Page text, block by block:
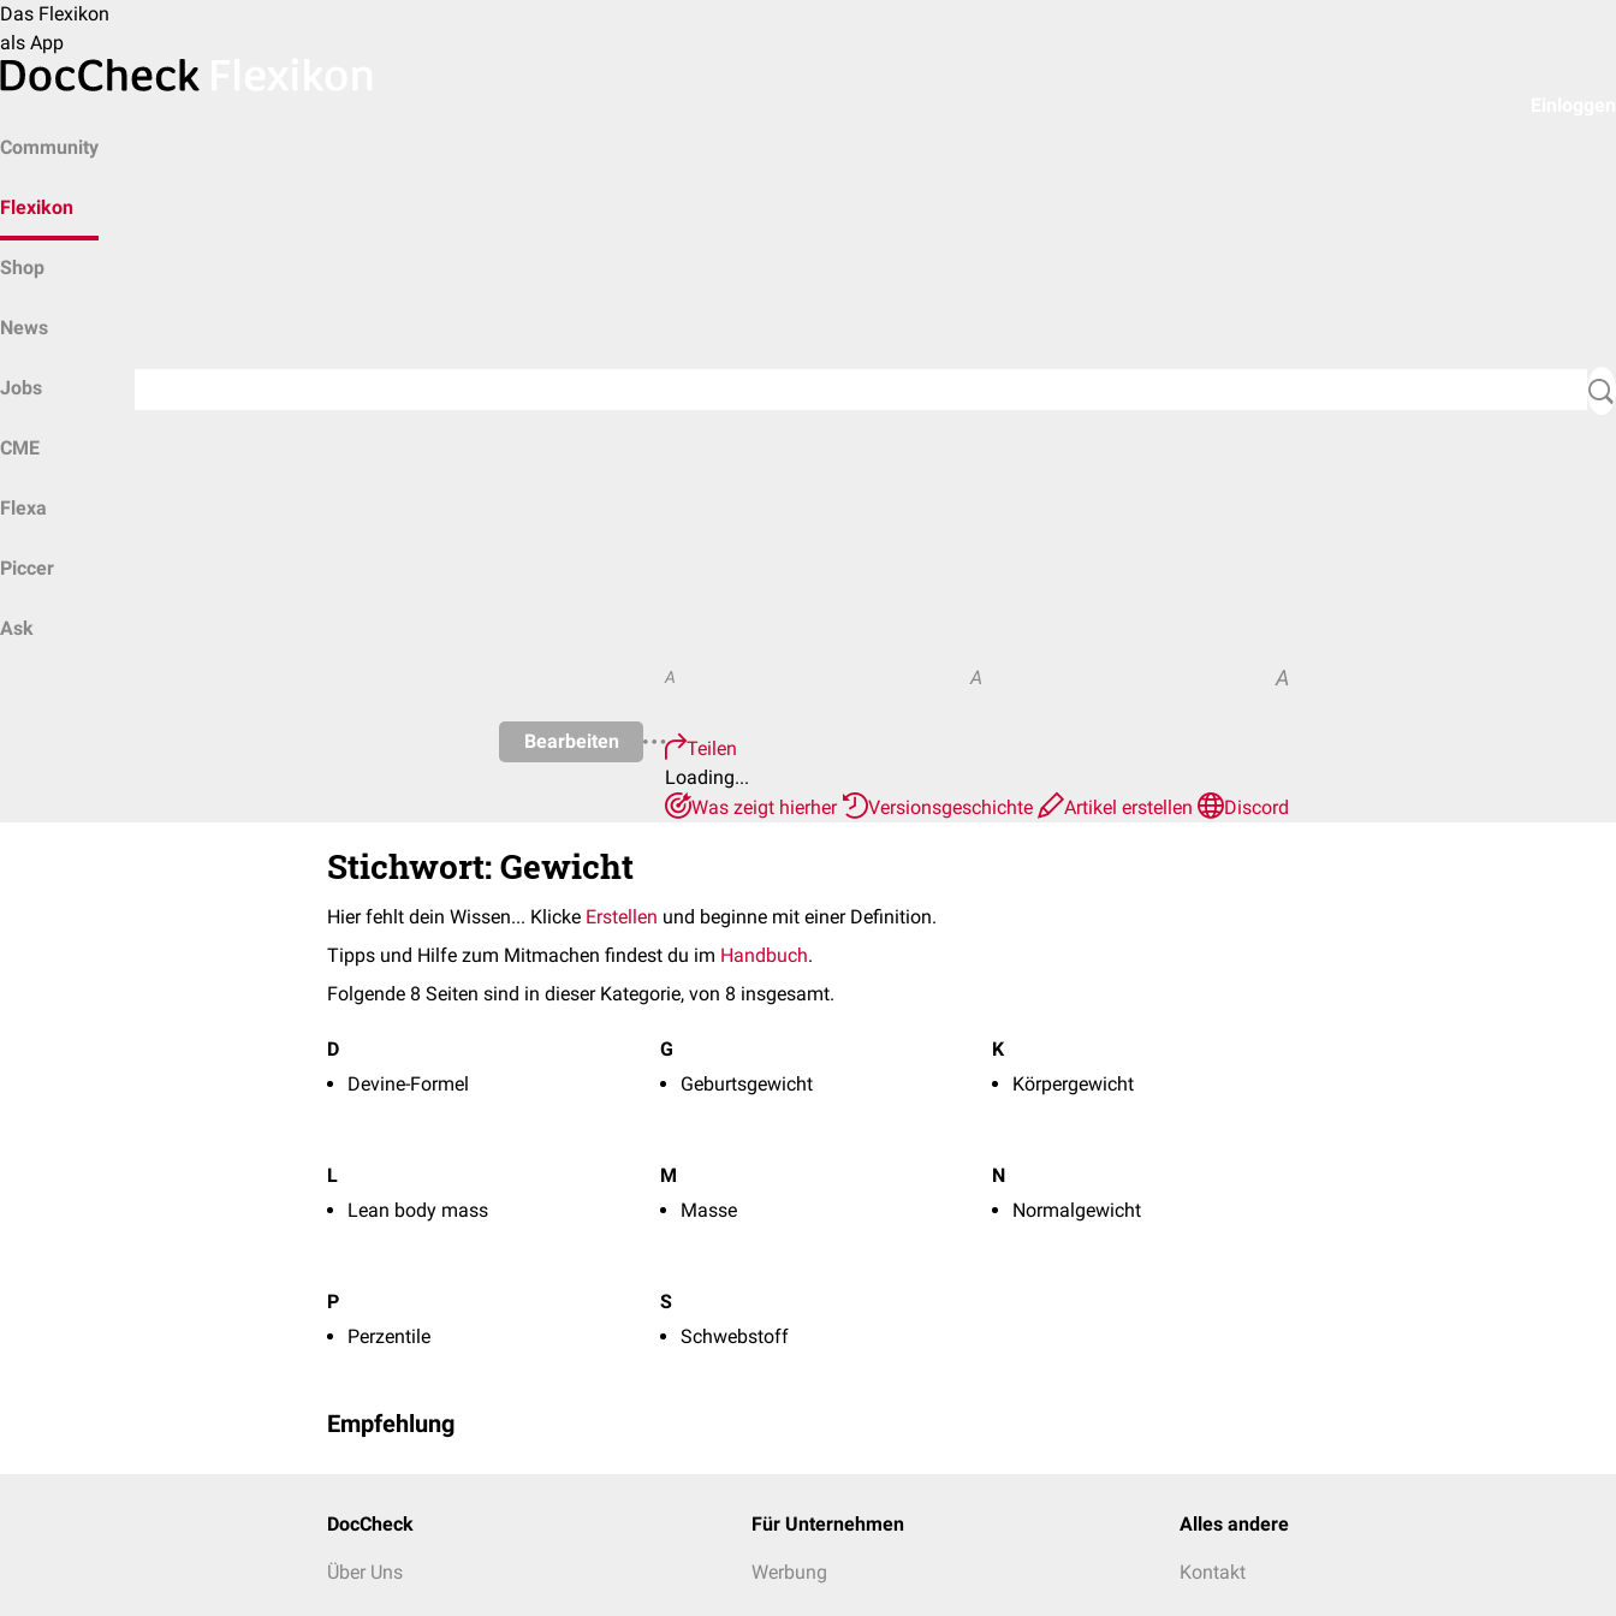
Das Flexikon
als App
Community
Flexikon
Shop
News
Jobs
CME
Flexa
Piccer
Ask
Bearbeiten
A A A
Teilen
Loading...
Was zeigt hierher
Versionsgeschichte Artikel erstellen Discord
Stichwort: Gewicht
Hier fehlt dein Wissen... Klicke Erstellen und beginne mit einer Definition.
Tipps und Hilfe zum Mitmachen findest du im Handbuch.
Folgende 8 Seiten sind in dieser Kategorie, von 8 insgesamt.
D
Devine-Formel
G
Geburtsgewicht
K
Körpergewicht
L
Lean body mass
M
Masse
N
Normalgewicht
P
Perzentile
S
Schwebstoff
Empfehlung
DocCheck
Über Uns
Für Unternehmen
Werbung
Alles andere
Kontakt